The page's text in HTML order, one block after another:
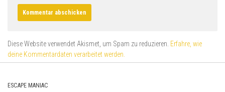
Diese Website verwendet Akismet, um Spam zu reduzieren. Erfahre, wie
deine Kommentardaten verarbeitet werden.
ESCAPE MANIAC